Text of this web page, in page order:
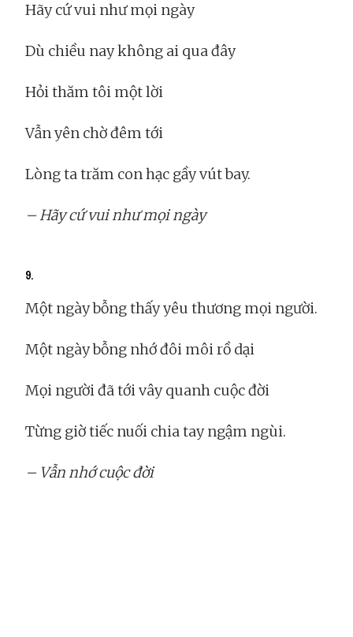
Hãy cứ vui như mọi ngày
Dù chiều nay không ai qua đây
Hỏi thăm tôi một lời
Vẫn yên chờ đêm tới
Lòng ta trăm con hạc gầy vút bay.
– Hãy cứ vui như mọi ngày
9.
Một ngày bỗng thấy yêu thương mọi người.
Một ngày bỗng nhớ đôi môi rồ dại
Mọi người đã tới vây quanh cuộc đời
Từng giờ tiếc nuối chia tay ngậm ngùi.
– Vẫn nhớ cuộc đời